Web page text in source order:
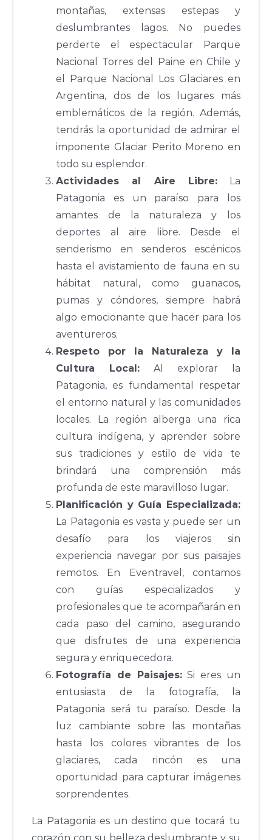
montañas, extensas estepas y
deslumbrantes lagos. No puedes
perderte el espectacular Parque
Nacional Torres del Paine en Chile y
el Parque Nacional Los Glaciares en
Argentina, dos de los lugares más
emblemáticos de la región. Además,
tendrás la oportunidad de admirar el
imponente Glaciar Perito Moreno en
todo su esplendor.
Actividades al Aire Libre:La
Patagonia es un paraíso para los
amantes de la naturaleza y los
deportes al aire libre. Desde el
senderismo en senderos escénicos
hasta el avistamiento de fauna en su
hábitat natural, como guanacos,
pumas y cóndores, siempre habrá
algo emocionante que hacer para los
aventureros.
Respeto por la Naturaleza y la
Cultura Local: Al explorar la
Patagonia, es fundamental respetar
el entorno natural y las comunidades
locales. La región alberga una rica
cultura indígena, y aprender sobre
sus tradiciones y estilo de vida te
brindará una comprensión más
profunda de este maravilloso lugar.
Planificación y Guía Especializada:
La Patagonia es vasta y puede ser un
desafío para los viajeros sin
experiencia navegar por sus paisajes
remotos. En Eventravel, contamos
con guías especializados y
profesionales que te acompañarán en
cada paso del camino, asegurando
que disfrutes de una experiencia
segura y enriquecedora.
Fotografía de Paisajes:Si eres un
entusiasta de la fotografía, la
Patagonia será tu paraíso. Desde la
luz cambiante sobre las montañas
hasta los colores vibrantes de los
glaciares, cada rincón es una
oportunidad para capturar imágenes
sorprendentes.
La Patagonia es un destino que tocará tu